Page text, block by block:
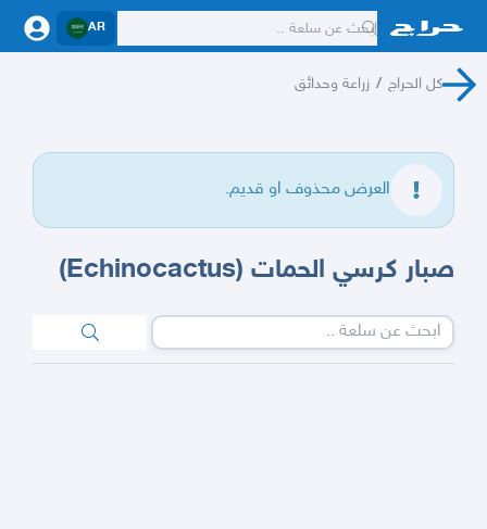
AR
كل الحراج / زراعة وحدائق
العرض محذوف او قديم.
صبار كرسي الحمات (Echinocactus)